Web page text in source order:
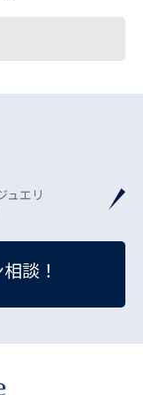
ュエリ
談！